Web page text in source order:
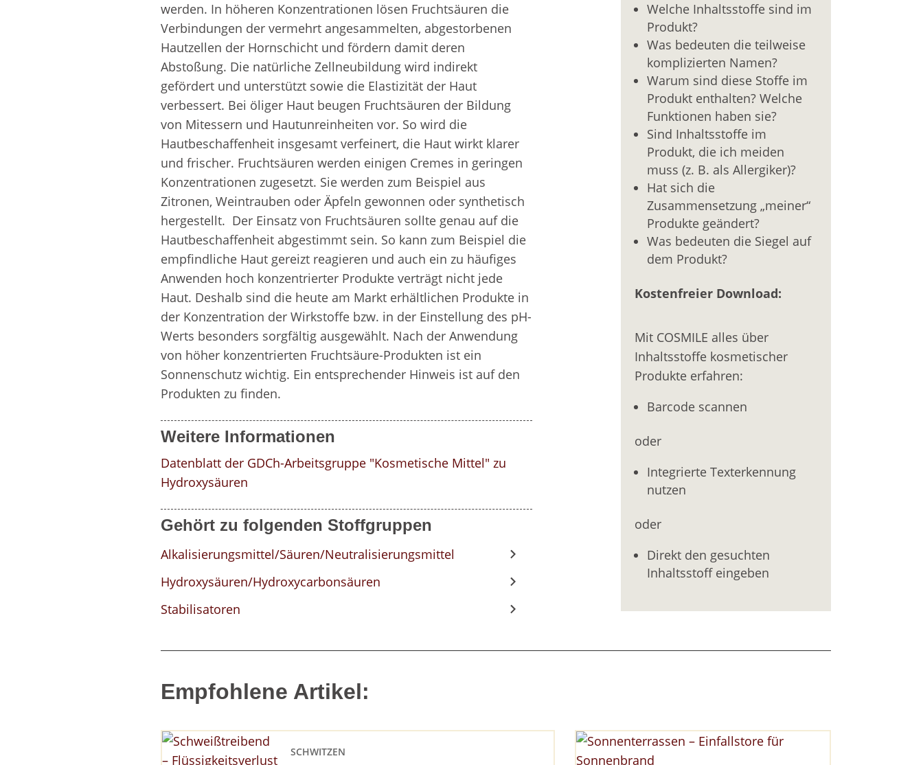
werden. In höheren Konzentrationen lösen Fruchtsäuren die
Verbindungen der vermehrt angesammelten, abgestorbenen
Hautzellen der Hornschicht und fördern damit deren
Abstoßung. Die natürliche Zellneubildung wird indirekt
gefördert und unterstützt sowie die Elastizität der Haut
verbessert. Bei öliger Haut beugen Fruchtsäuren der Bildung
von Mitessern und Hautunreinheiten vor. So wird die
Hautbeschaffenheit insgesamt verfeinert, die Haut wirkt klarer
und frischer. Fruchtsäuren werden einigen Cremes in geringen
Konzentrationen zugesetzt. Sie werden zum Beispiel aus
Zitronen, Weintrauben oder Äpfeln gewonnen oder synthetisch
hergestellt.  Der Einsatz von Fruchtsäuren sollte genau auf die
Hautbeschaffenheit abgestimmt sein. So kann zum Beispiel die
empfindliche Haut gereizt reagieren und auch ein zu häufiges
Anwenden hoch konzentrierter Produkte verträgt nicht jede
Haut. Deshalb sind die heute am Markt erhältlichen Produkte in
der Konzentration der Wirkstoffe bzw. in der Einstellung des pH-
Werts besonders sorgfältig ausgewählt. Nach der Anwendung
von höher konzentrierten Fruchtsäure-Produkten ist ein
Sonnenschutz wichtig. Ein entsprechender Hinweis ist auf den
Produkten zu finden.
Weitere Informationen
Datenblatt der GDCh-Arbeitsgruppe "Kosmetische Mittel" zu
Hydroxysäuren
Gehört zu folgenden Stoffgruppen
Alkalisierungsmittel/Säuren/Neutralisierungsmittel
Hydroxysäuren/Hydroxycarbonsäuren
Stabilisatoren
Welche Inhaltsstoffe sind im
Produkt?
Was bedeuten die teilweise
komplizierten Namen?
Warum sind diese Stoffe im
Produkt enthalten? Welche
Funktionen haben sie?
Sind Inhaltsstoffe im
Produkt, die ich meiden
muss (z. B. als Allergiker)?
Hat sich die
Zusammensetzung „meiner“
Produkte geändert?
Was bedeuten die Siegel auf
dem Produkt?
Kostenfreier Download:
Mit COSMILE alles über
Inhaltsstoffe kosmetischer
Produkte erfahren:
Barcode scannen
oder
Integrierte Texterkennung
nutzen
oder
Direkt den gesuchten
Inhaltsstoff eingeben
Empfohlene Artikel:
SCHWITZEN